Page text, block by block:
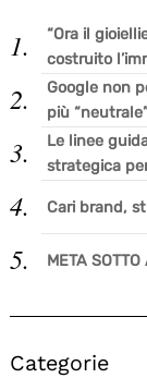
“Ora il
costruito
Google non
più
Le linee
strategica
Cari brand,
META
Categorie